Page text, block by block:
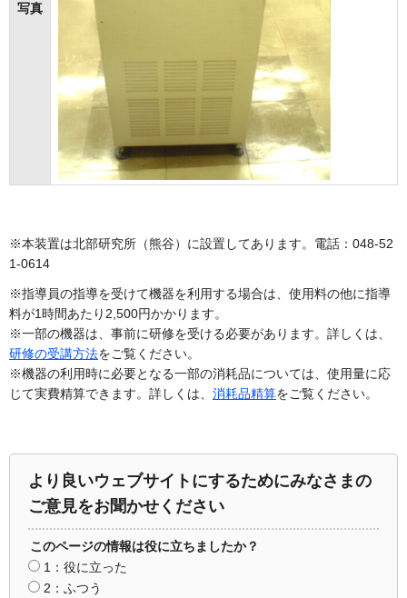
写真
※本装置は北部研究所（熊谷）に設置してあります。電話：048-52
1-0614
※指導員の指導を受けて機器を利用する場合は、使用料の他に指導
料が1時間あたり2,500円かかります。
※一部の機器は、事前に研修を受ける必要があります。詳しくは、
研修の受講方法をご覧ください。
※機器の利用時に必要となる一部の消耗品については、使用量に応
じて実費精算できます。詳しくは、 消耗品精算をご覧ください。
より良いウェブサイトにするためにみなさまの
ご意見をお聞かせください
このページの情報は役に立ちましたか？
1：役に立った
2：ふつう